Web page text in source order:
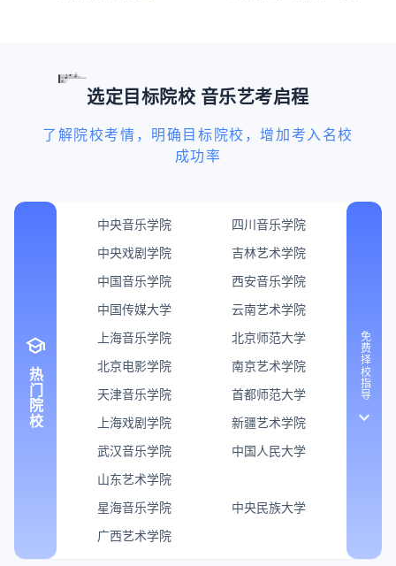
选定目标院校 音乐艺考启程
了解院校考情，明确目标院校，增加考入名校
成功率
school
热门院校
中央音乐学院
四川音乐学院
中央戏剧学院
吉林艺术学院
中国音乐学院
西安音乐学院
中国传媒大学
云南艺术学院
上海音乐学院
北京师范大学
北京电影学院
南京艺术学院
天津音乐学院
首都师范大学
上海戏剧学院
新疆艺术学院
武汉音乐学院
中国人民大学
山东艺术学院
星海音乐学院
中央民族大学
广西艺术学院
免费择校指导
keyboard_arrow_down